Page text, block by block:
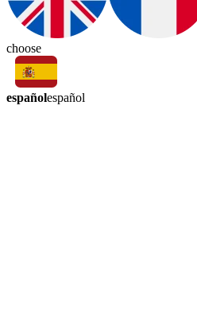
choose
españolespañol